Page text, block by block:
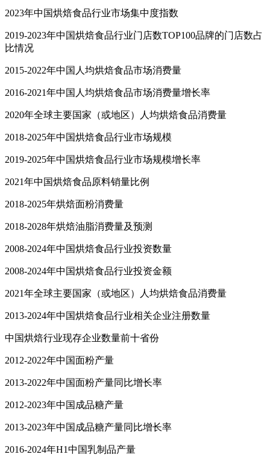
2023年中国烘焙食品行业市场集中度指数
2019-2023年中国烘焙食品行业门店数TOP100品牌的门店数占
比情况
2015-2022年中国人均烘焙食品市场消费量
2016-2021年中国人均烘焙食品市场消费量增长率
2020年全球主要国家（或地区）人均烘焙食品消费量
2018-2025年中国烘焙食品行业市场规模
2019-2025年中国烘焙食品行业市场规模增长率
2021年中国烘焙食品原料销量比例
2018-2025年烘焙面粉消费量
2018-2028年烘焙油脂消费量及预测
2008-2024年中国烘焙食品行业投资数量
2008-2024年中国烘焙食品行业投资金额
2021年全球主要国家（或地区）人均烘焙食品消费量
2013-2024年中国烘焙食品行业相关企业注册数量
中国烘焙行业现存企业数量前十省份
2012-2022年中国面粉产量
2013-2022年中国面粉产量同比增长率
2012-2023年中国成品糖产量
2013-2023年中国成品糖产量同比增长率
2016-2024年H1中国乳制品产量